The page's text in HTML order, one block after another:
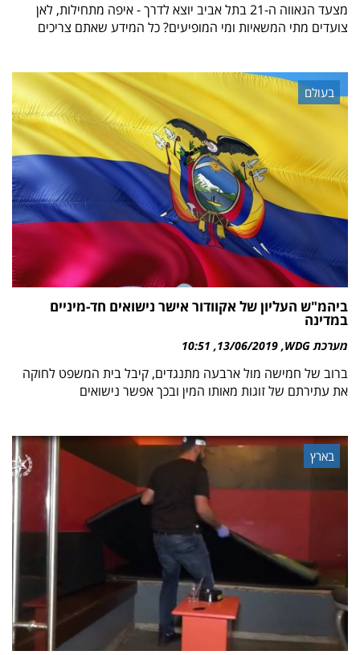
מצעד הגאווה ה-21 בתל אביב יוצא לדרך - איפה מתחילות, לאן
צועדים מתי המשאיות ומי המופיעים? כל המידע שאתם צריכים
בעולם
ביהמ"ש העליון של אקוודור אישר נישואים חד-מיניים
במדינה
מערכת WDG 13/06/2019
10:51
ברוב של חמישה מול ארבעה מתנגדים, קיבל בית המשפט לחוקה
את עתירתם של זוגות מאותו המין ובכך אפשר נישואים
בארץ